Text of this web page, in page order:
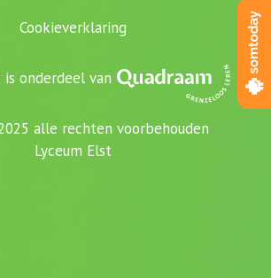
Cookieverklaring
is onderdeel van
alle rechten voorbehouden
Lyceum Elst